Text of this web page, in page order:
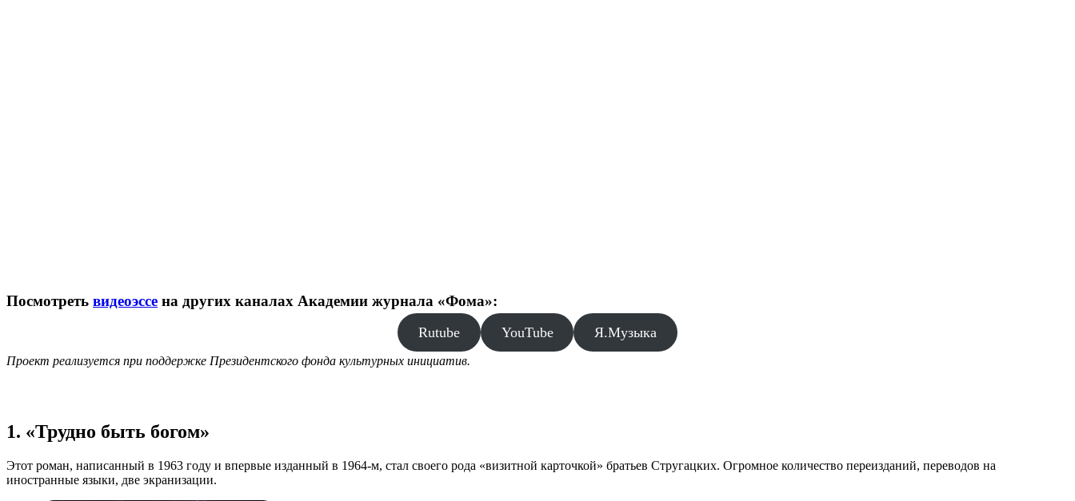
Посмотреть видеоэссе на других каналах Академии журнала «Фома»:
Rutube YouTube Я.Музыка
Проект реализуется при поддержке Президентского фонда культурных инициатив.
1. «Трудно быть богом»
Этот роман, написанный в 1963 году и впервые изданный в 1964-м, стал своего рода «визитной карточкой» братьев Стругацких. Огромное количество переизданий, переводов на
иностранные языки, две экранизации.